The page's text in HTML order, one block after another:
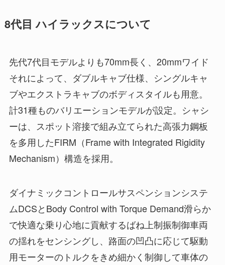
8代目 ハイラックスについて
先代7代目モデルよりも70mm長く、20mmワイド
それによって、ダブルキャブ仕様、シングルキャ
ブやエクストラキャブのボディスタイルも用意。
計31種ものバリエーションモデルが設定。シャシ
ーは、スポット溶接で組み立てられた高張力鋼板
を多用したFIRM（Frame with Integrated Rigidity
Mechanism）構造を採用。
ダイナミックコントロールサスペンションシステ
ムDCSとBody Control with Torque Demand滑らか
で快適な乗り心地に貢献するばね上制振制御車両
の揺れをセンシングし、路面の凹凸に応じて駆動
用モーターのトルクをきめ細かく制御して車体の